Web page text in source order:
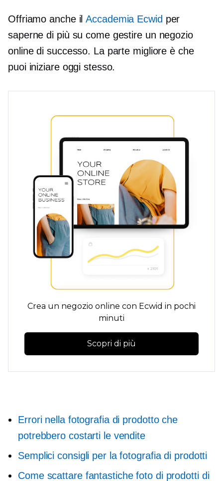
Offriamo anche ilAccademia Ecwid per
saperne di più su come gestire un negozio
online di successo. La parte migliore è che
puoi iniziare oggi stesso.
Crea un negozio online con Ecwid in pochi
minuti
Scopri di più
Errori nella fotografia di prodotto che
potrebbero costarti le vendite
Semplici consigli per la fotografia di prodotti
Come scattare fantastiche foto di prodotti di